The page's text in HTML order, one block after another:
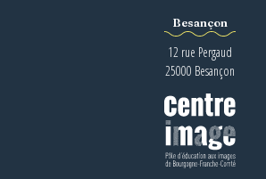
Besançon
12 rue Pergaud
25000 Besançon